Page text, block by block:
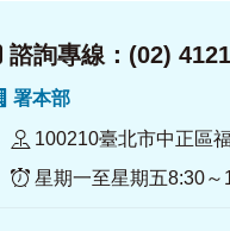
諮詢專線：(02)
署本部
100210臺北市中正區
星期一至星期五8:30～